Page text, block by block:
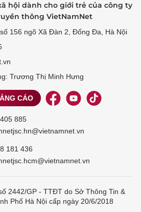
hội dành cho giới trẻ của công ty
thông VietNamNet
156 ngõ Xã Đàn 2, Đống Đa, Hà Nội
Trương Thị Minh Hưng
CÁO
885
181 436
2442/GP - TTĐT do Sở Thông Tin &
Phố Hà Nội cấp ngày 20/6/2018